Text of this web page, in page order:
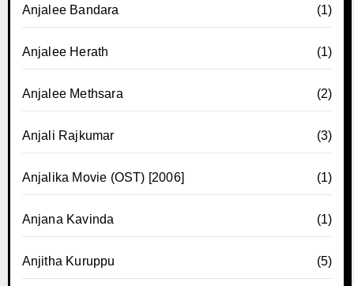
Anjalee Bandara (1)
Anjalee Herath (1)
Anjalee Methsara (2)
Anjali Rajkumar (3)
Anjalika Movie (OST) [2006] (1)
Anjana Kavinda (1)
Anjitha Kuruppu (5)